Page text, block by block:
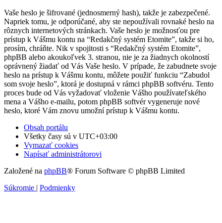
Vaše heslo je šifrované (jednosmerný hash), takže je zabezpečené.
Napriek tomu, je odporúčané, aby ste nepoužívali rovnaké heslo na
rôznych internetových stránkach. Vaše heslo je možnosťou pre
prístup k Vášmu kontu na “Redakčný systém Etomite”, takže si ho,
prosím, chráňte. Nik v spojitosti s “Redakčný systém Etomite”,
phpBB alebo akoukoľvek 3. stranou, nie je za žiadnych okolností
oprávnený žiadať od Vás Vaše heslo. V prípade, že zabudnete svoje
heslo na prístup k Vášmu kontu, môžete použiť funkciu “Zabudol
som svoje heslo”, ktorá je dostupná v rámci phpBB softvéru. Tento
proces bude od Vás vyžadovať vloženie Vášho používateľského
mena a Vášho e-mailu, potom phpBB softvér vygeneruje nové
heslo, ktoré Vám znovu umožní prístup k Vášmu kontu.
Obsah portálu
Všetky časy sú v UTC+03:00
Vymazať cookies
Napísať administrátorovi
Založené na phpBB® Forum Software © phpBB Limited
Súkromie | Podmienky